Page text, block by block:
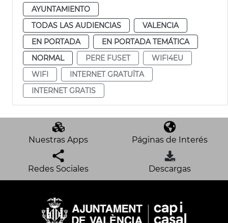
AYUNTAMIENTO
TODAS LAS AUDIENCIAS
VALENCIA
EN PORTADA
EN PORTADA TEMÁTICA
NORMAL
PERE FUSET
WIFI4EU
WIFI
INTERNET GRATUÏTA
INTERNET GRATIS
Nuestras Apps Páginas de Interés
Redes Sociales Descargas